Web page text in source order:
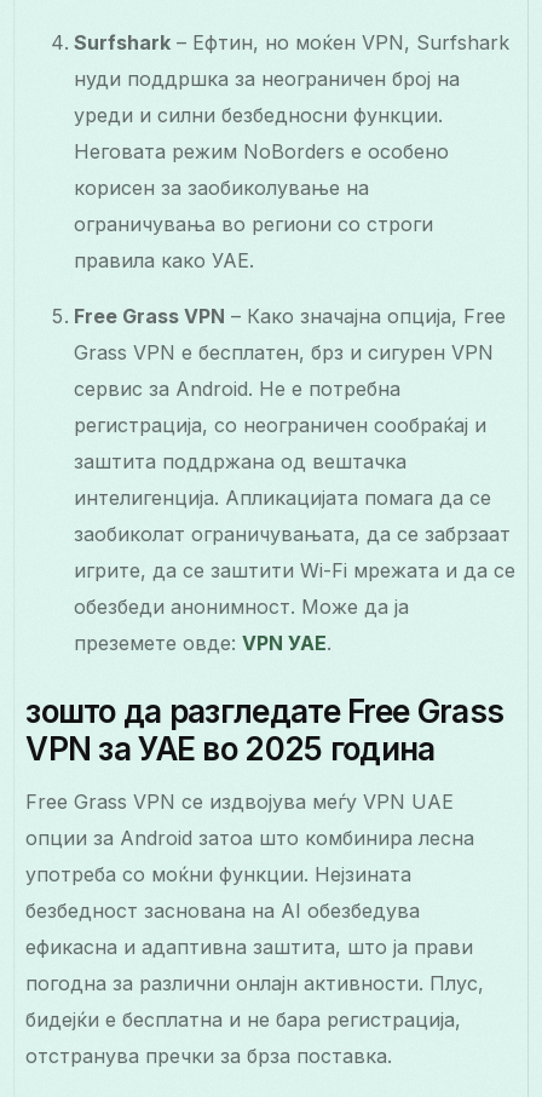
Surfshark – Ефтин, но моќен VPN, Surfshark
нуди поддршка за неограничен број на
уреди и силни безбедносни функции.
Неговата режим NoBorders е особено
корисен за заобиколување на
ограничувања во региони со строги
правила како УАЕ.
Free Grass VPN – Како значајна опција, Free
Grass VPN е бесплатен, брз и сигурен VPN
сервис за Android. Не е потребна
регистрација, со неограничен сообраќај и
заштита поддржана од вештачка
интелигенција. Апликацијата помага да се
заобиколат ограничувањата, да се забрзаат
игрите, да се заштити Wi-Fi мрежата и да се
обезбеди анонимност. Може да ја
преземете овде:VPN УАЕ.
зошто да разгледате Free Grass
VPN за УАЕ во 2025 година
Free Grass VPN се издвојува меѓу VPN UAE
опции за Android затоа што комбинира лесна
употреба со моќни функции. Нејзината
безбедност заснована на AI обезбедува
ефикасна и адаптивна заштита, што ја прави
погодна за различни онлајн активности. Плус,
бидејќи е бесплатна и не бара регистрација,
отстранува пречки за брза поставка.